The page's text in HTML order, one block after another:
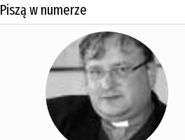
Piszą w numerze